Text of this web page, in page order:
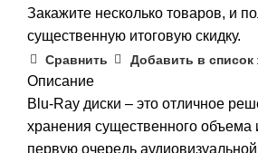
Закажите несколько товаров, и
существенную итоговую скидку.
Сравнить Добавить в список
Описание
Blu-Ray диски – это отличное
хранения существенного
первую очередь